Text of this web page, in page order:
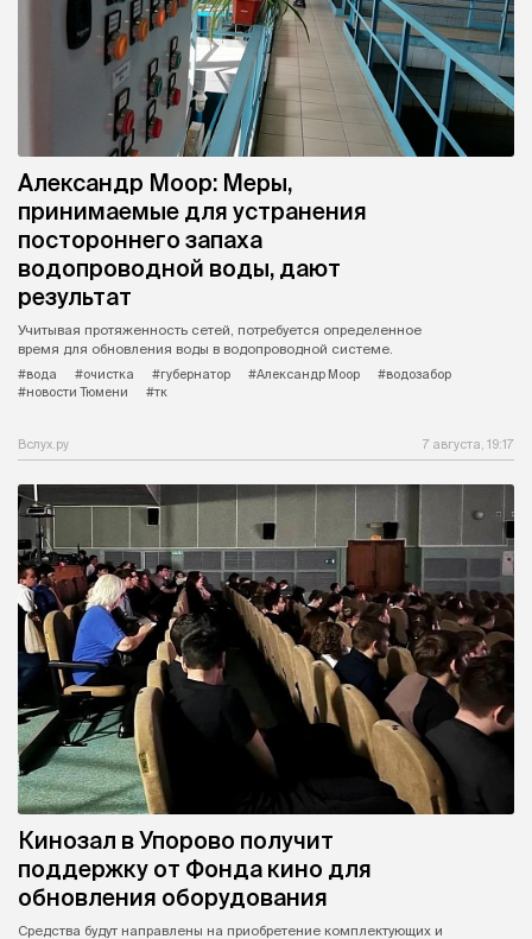
Александр Моор: Меры,
принимаемые для устранения
постороннего запаха
водопроводной воды, дают
результат
Учитывая протяженность сетей, потребуется определенное
время для обновления воды в водопроводной системе.
#вода
#очистка #губернатор #Александр Моор
#водозабор
#новости Тюмени
#тк
Вслух.ру 7 августа, 19:17
Кинозал в Упорово получит
поддержку от Фонда кино для
обновления оборудования
Средства будут направлены на приобретение комплектующих и